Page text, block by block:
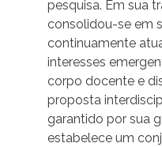
pesquisa. Em sua
consolidou-se em
continuamente
interesses
corpo docente e
proposta
garantido por sua
estabelece um